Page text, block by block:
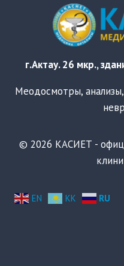
г.Актау. 26 мкр.,
Меодосмотры,
© 2026 КАСИЕТ -
EN KK RU